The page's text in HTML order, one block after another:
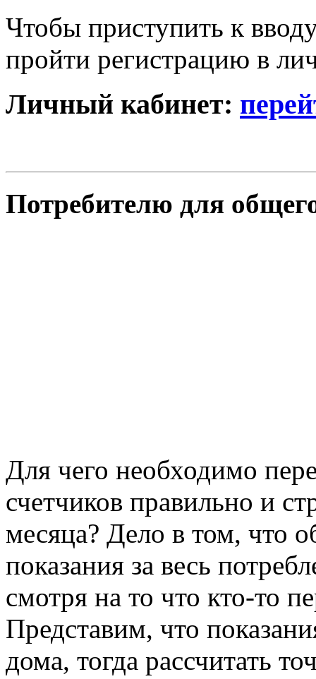
Чтобы приступить к
пройти регистрацию в
Личный кабинет:
Потребителю для
Для чего необходимо
счетчиков правильно и
месяца? Дело в том, что
показания за весь
смотря на то что кто-то
Представим, что
дома, тогда рассчитать